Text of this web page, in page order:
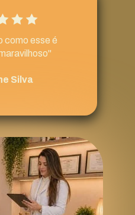
como esse é
Silva